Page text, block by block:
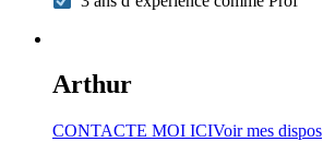
Arthur
CONTACTE MOI ICIVoir mes dispos